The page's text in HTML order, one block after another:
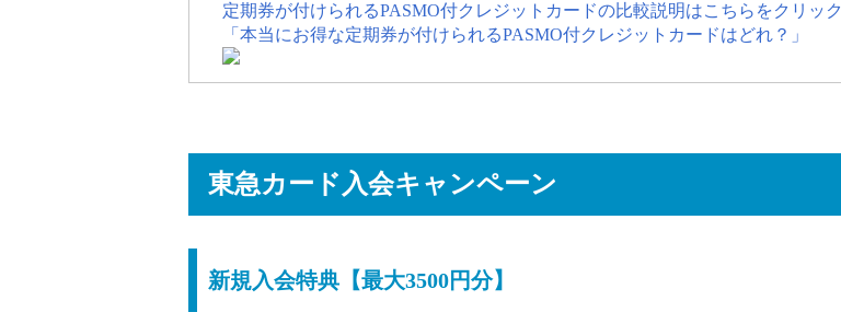
定期券が付けられるPASMO付クレジットカードの比較説明はこちらをクリック
「本当にお得な定期券が付けられるPASMO付クレジットカードはどれ？」
東急カード入会キャンペーン
新規入会特典【最大3500円分】